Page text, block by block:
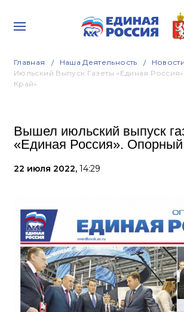
Главная Наша Деятельность Новости
Июльский Выпуск Газеты «Единая
Край»
Вышел июльский выпуск
«Единая Россия». Опорный
22 июля 2022, 14:29